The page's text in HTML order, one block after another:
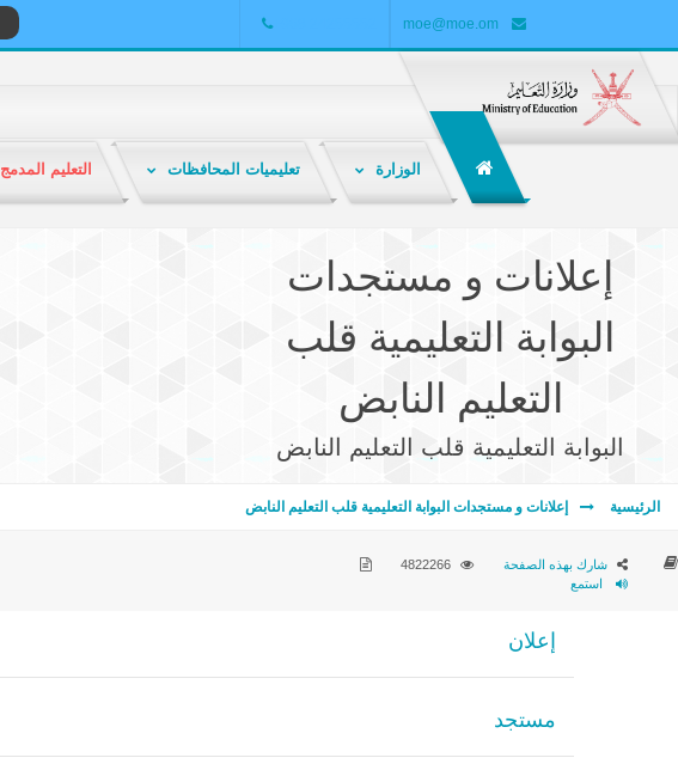
moe@moe.om
+968 24255552
الوزارة تعليميات المحافظات التعليم المدمج
إعلانات و مستجدات
البوابة التعليمية قلب
التعليم النابض
البوابة التعليمية قلب التعليم النابض
الرئيسية إعلانات و مستجدات البوابة التعليمية قلب التعليم النابض
شارك بهذه الصفحة
4822266
استمع
إعلان
مستجد